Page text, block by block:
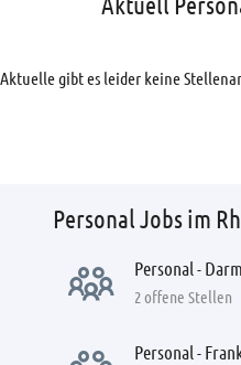
Personal Jobs im
Personal -
2 offene Stellen
Personal -
Aktuelle gibt es leider keine